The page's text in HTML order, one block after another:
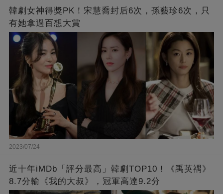
韓劇女神得獎PK！宋慧喬封后6次，孫藝珍6次，只
有她拿過百想大賞
2023/07/24
近十年iMDb「評分最高」韓劇TOP10！《禹英禑》
8.7分輸《我的大叔》，冠軍高達9.2分